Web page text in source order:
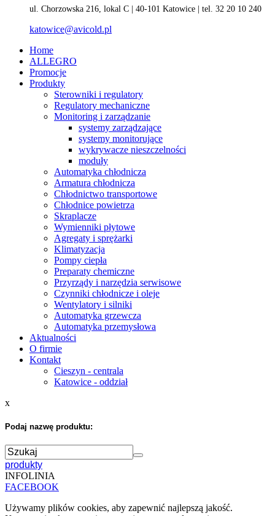
ul. Chorzowska 216, lokal C | 40-101 Katowice | tel. 32 20 10 240
katowice@avicold.pl
Home
ALLEGRO
Promocje
Produkty
Sterowniki i regulatory
Regulatory mechaniczne
Monitoring i zarządzanie
systemy zarządzające
systemy monitorujące
wykrywacze nieszczelności
moduły
Automatyka chłodnicza
Armatura chłodnicza
Chłodnictwo transportowe
Chłodnice powietrza
Skraplacze
Wymienniki płytowe
Agregaty i sprężarki
Klimatyzacja
Pompy ciepła
Preparaty chemiczne
Przyrządy i narzędzia serwisowe
Czynniki chłodnicze i oleje
Wentylatory i silniki
Automatyka grzewcza
Automatyka przemysłowa
Aktualności
O firmie
Kontakt
Cieszyn - centrala
Katowice - oddział
x
Podaj nazwę produktu:
produkty
INFOLINIA
FACEBOOK
Używamy plików cookies, aby zapewnić najlepszą jakość.